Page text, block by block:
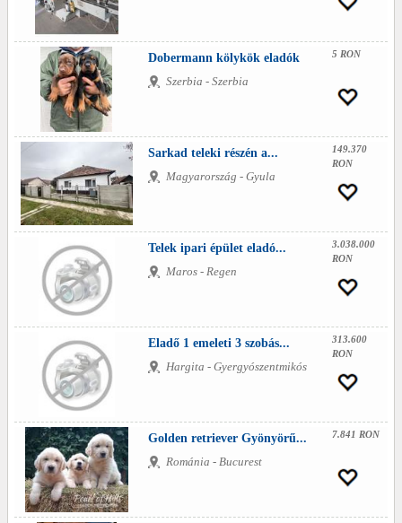
Dobermann kölykök eladók
Szerbia - Szerbia
5 RON
Sarkad teleki részén a...
Magyarország - Gyula
149.370
RON
Telek ipari épület eladó...
Maros - Regen
3.038.000
RON
Eladő 1 emeleti 3 szobás...
Hargita - Gyergyószentmikós
313.600
RON
Golden retriever Gyönyörű...
Románia - Bucurest
7.841 RON